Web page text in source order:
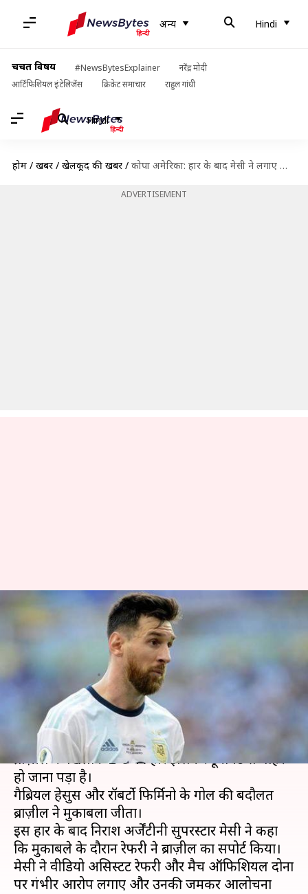
अन्य Hindi
चर्चित विषय #NewsBytesExplainer
नरेंद्र मोदी
आर्टिफिशियल इंटेलिजेंस
क्रिकेट समाचार राहुल गांधी
Hindi
होम / खबरें / खेलकूद की खबरें / कोपा अमेरिका: हार के बाद मेसी ने लगाए आरोप, कहा- रेफरी ने दिया ब्राज़ील का साथ
ADVERTISEMENT
कोपा अमेरिका: हार के बाद मेसी ने
लगाए आरोप, कहा- रेफरी ने दिया
ब्राज़ील का साथ
Jul 03, 2019 03:01 pm
क्या है खबर?
कोपा अमेरिका के पहले सेमीफाइनल में अर्जेंटीना को
ब्राज़ील के खिलाफ 2-0 की हार झेलकर टूर्नामेंट से बाहर
हो जाना पड़ा है।
गैब्रियल हेसुस और रॉबर्टो फिर्मिनो के गोल की बदौलत
ब्राज़ील ने मुकाबला जीता।
इस हार के बाद निराश अर्जेंटीनी सुपरस्टार मेसी ने कहा
कि मुकाबले के दौरान रेफरी ने ब्राज़ील का सपोर्ट किया।
मेसी ने वीडियो असिस्टेंट रेफरी और मैच ऑफिशियल दोनों
पर गंभीर आरोप लगाए और उनकी जमकर आलोचना